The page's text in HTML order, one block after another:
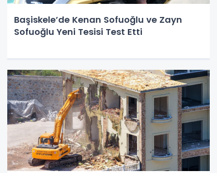
Başiskele’de Kenan Sofuoğlu ve Zayn
Sofuoğlu Yeni Tesisi Test Etti